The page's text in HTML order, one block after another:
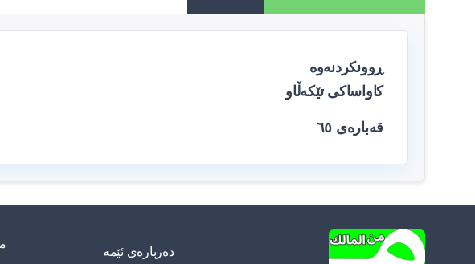
ڕوونکردنەوە
کاواساکی تێکەڵاو
قەبارەی ٦٥
دەربارەی ئێمە